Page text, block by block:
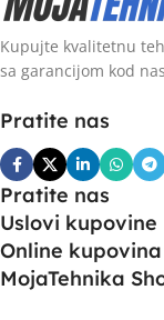
Kupujte kvalitetnu
sa garancijom kod
Pratite nas
Pratite nas
Uslovi kupovine
Online kupovina
MojaTehnika